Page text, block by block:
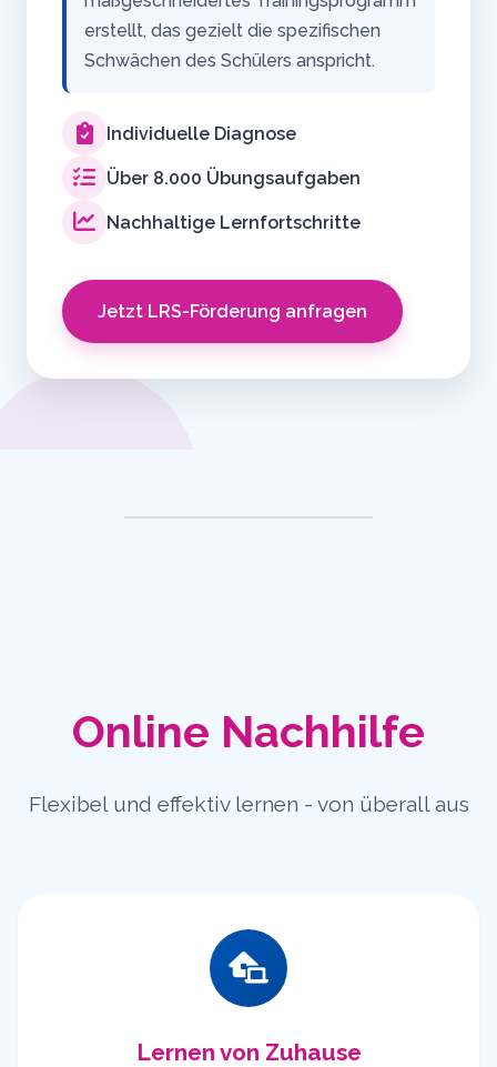
erstellt, das gezielt die spezifischen
Schwächen des Schülers anspricht.
Individuelle Diagnose
Über 8.000 Übungsaufgaben
Nachhaltige Lernfortschritte
Jetzt LRS-Förderung anfragen
Online Nachhilfe
Flexibel und effektiv lernen - von überall aus
Lernen von Zuhause